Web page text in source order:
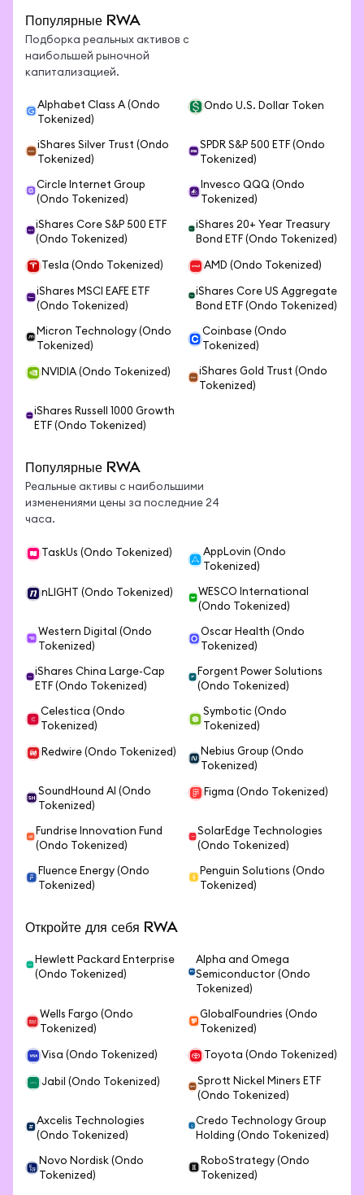
Популярные RWA
Подборка реальных активов с
наибольшей рыночной
капитализацией.
Alphabet Class A (Ondo
Tokenized)
Ondo U.S. Dollar Token
iShares Silver Trust (Ondo
Tokenized)
SPDR S&P 500 ETF (Ondo
Tokenized)
Circle Internet Group
(Ondo Tokenized)
Invesco QQQ (Ondo
Tokenized)
iShares Core S&P 500 ETF
(Ondo Tokenized)
iShares 20+ Year Treasury
Bond ETF (Ondo Tokenized)
Tesla (Ondo Tokenized) AMD (Ondo Tokenized)
iShares MSCI EAFE ETF
(Ondo Tokenized)
iShares Core US Aggregate
Bond ETF (Ondo Tokenized)
Micron Technology (Ondo
Tokenized)
Coinbase (Ondo
Tokenized)
NVIDIA (Ondo Tokenized)
iShares Gold Trust (Ondo
Tokenized)
iShares Russell 1000 Growth
ETF (Ondo Tokenized)
Популярные RWA
Реальные активы с наибольшими
изменениями цены за последние 24
часа.
TaskUs (Ondo Tokenized)
AppLovin (Ondo
Tokenized)
nLIGHT (Ondo Tokenized)
WESCO International
(Ondo Tokenized)
Western Digital (Ondo
Tokenized)
Oscar Health (Ondo
Tokenized)
iShares China Large-Cap
ETF (Ondo Tokenized)
Forgent Power Solutions
(Ondo Tokenized)
Celestica (Ondo
Tokenized)
Symbotic (Ondo
Tokenized)
Redwire (Ondo Tokenized)
Nebius Group (Ondo
Tokenized)
SoundHound AI (Ondo
Tokenized)
Figma (Ondo Tokenized)
Fundrise Innovation Fund
(Ondo Tokenized)
SolarEdge Technologies
(Ondo Tokenized)
Fluence Energy (Ondo
Tokenized)
Penguin Solutions (Ondo
Tokenized)
Откройте для себя RWA
Hewlett Packard Enterprise
(Ondo Tokenized)
Alpha and Omega
Semiconductor (Ondo
Tokenized)
Wells Fargo (Ondo
Tokenized)
GlobalFoundries (Ondo
Tokenized)
Visa (Ondo Tokenized) Toyota (Ondo Tokenized)
Jabil (Ondo Tokenized)
Sprott Nickel Miners ETF
(Ondo Tokenized)
Axcelis Technologies
(Ondo Tokenized)
Credo Technology Group
Holding (Ondo Tokenized)
Novo Nordisk (Ondo
Tokenized)
RoboStrategy (Ondo
Tokenized)